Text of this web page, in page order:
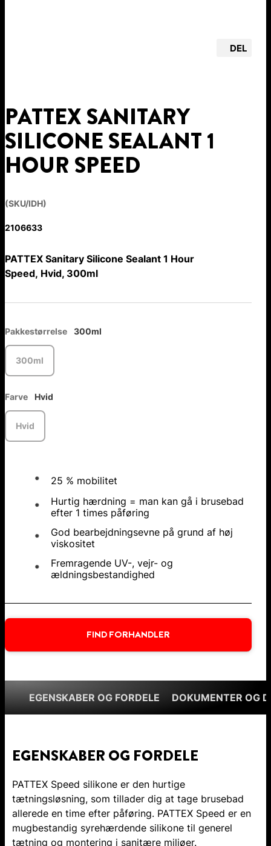
DEL
PATTEX SANITARY
SILICONE SEALANT 1
HOUR SPEED
(SKU/IDH)
2106633
PATTEX Sanitary Silicone Sealant 1 Hour
Speed, Hvid, 300ml
Pakkestørrelse 300ml
300ml
Farve Hvid
Hvid
25 % mobilitet
Hurtig hærdning = man kan gå i brusebad
efter 1 times påføring
God bearbejdningsevne på grund af høj
viskositet
Fremragende UV-, vejr- og
ældningsbestandighed
FIND FORHANDLER
EGENSKABER OG FORDELE DOKUMENTER OG
EGENSKABER OG FORDELE
PATTEX Speed silikone er den hurtige
tætningsløsning, som tillader dig at tage brusebad
allerede en time efter påføring. PATTEX Speed er en
mugbestandig syrehærdende silikone til generel
tætning og montering i sanitære miljøer.